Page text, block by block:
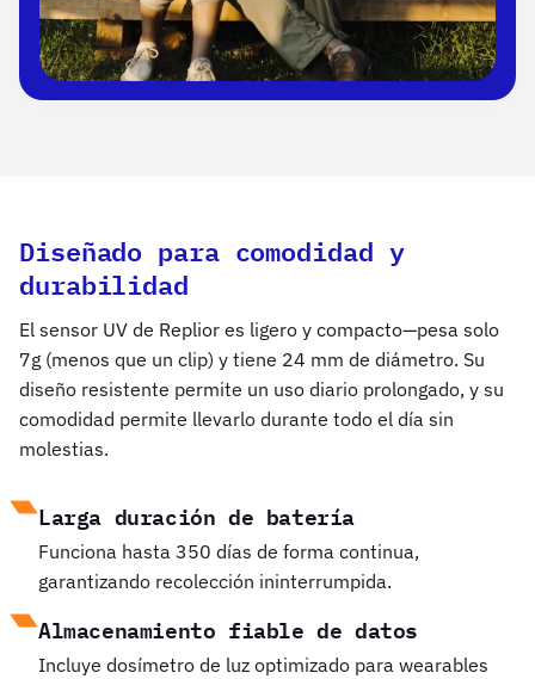
Diseñado para comodidad y
durabilidad
El sensor UV de Replior es ligero y compacto—pesa solo
7g (menos que un clip) y tiene 24 mm de diámetro. Su
diseño resistente permite un uso diario prolongado, y su
comodidad permite llevarlo durante todo el día sin
molestias.
Larga duración de batería
Funciona hasta 350 días de forma continua,
garantizando recolección ininterrumpida.
Almacenamiento fiable de datos
Incluye dosímetro de luz optimizado para wearables